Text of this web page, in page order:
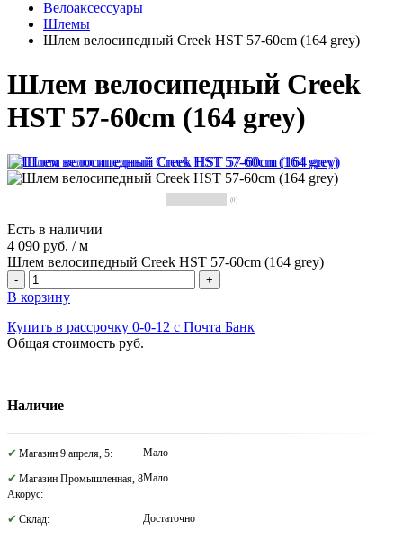
Велоаксессуары
Шлемы
Шлем велосипедный Creek HST 57-60cm (164 grey)
Шлем велосипедный Creek
HST 57-60cm (164 grey)
(0)
Есть в наличии
4 090 руб. / м
Шлем велосипедный Creek HST 57-60cm (164 grey)
- +
В корзину
Купить в рассрочку 0-0-12 с Почта Банк
Общая стоимость руб.
Наличие
Магазин 9 апреля, 5: Мало
Магазин Промышленная, 8
Акорус:
Мало
Склад: Достаточно